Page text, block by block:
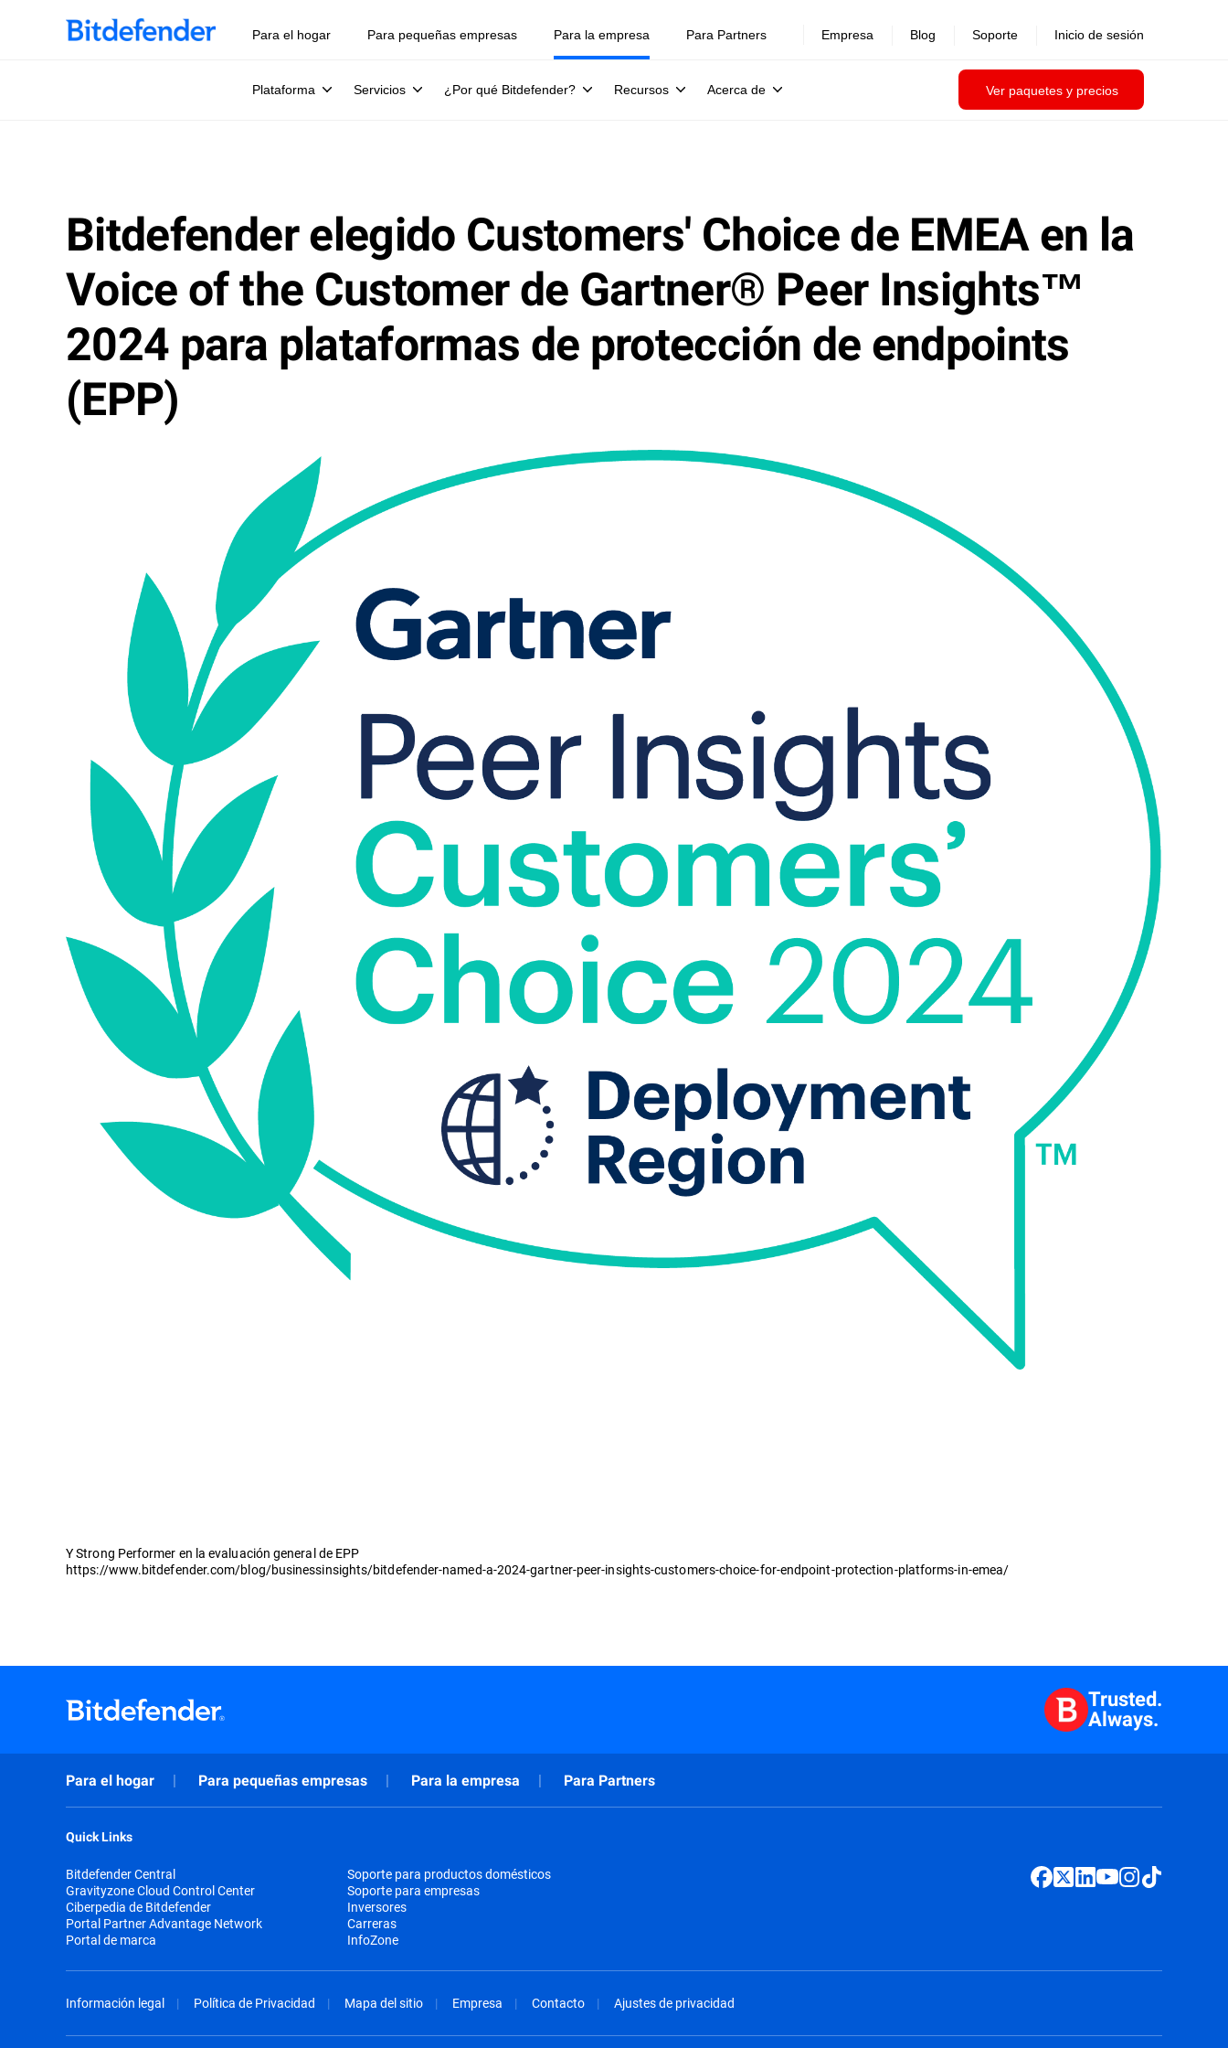
Para el hogar Para pequeñas empresas Para la empresa
Plataforma Servicios ¿Por qué Bitdefender? Recursos Acerca de Ver paquetes y precios
Para Partners Empresa Blog Soporte Inicio de sesión
Bitdefender elegido Customers' Choice de EMEA en la
Voice of the Customer de Gartner® Peer Insights™
2024 para plataformas de protección de endpoints
(EPP)
Y Strong Performer en la evaluación general de EPP
https://www.bitdefender.com/blog/businessinsights/bitdefender-named-a-2024-gartner-peer-insights-customers-choice-for-endpoint-protection-platforms-in-emea/
Trusted.
Always.
Para el hogar Para pequeñas empresas Para la empresa Para Partners
Quick Links
Bitdefender Central
Gravityzone Cloud Control Center
Ciberpedia de Bitdefender
Portal Partner Advantage Network
Portal de marca
Soporte para productos domésticos
Soporte para empresas
Inversores
Carreras
InfoZone
Información legal Política de Privacidad Mapa del sitio Empresa Contacto Ajustes de privacidad